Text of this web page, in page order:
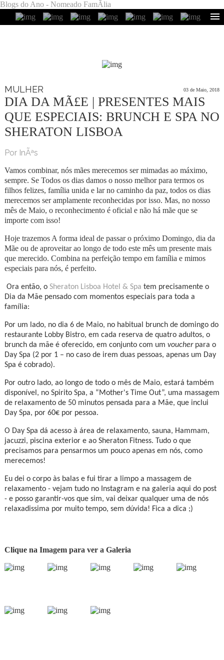
Blogs do Ano - Nomeado FamÃ­lia
MULHER 03 de Maio, 2018
DIA DA MÃ£E | PRESENTES MAIS
QUE ESPECIAIS: BRUNCH E SPA NO
SHERATON LISBOA
Por InÃªs
Vamos combinar, nós mães merecemos ser mimadas ao máximo,
sempre. Se Todos os dias damos o nosso melhor para termos os
filhos felizes, família unida e lar no caminho da paz, todos os dias
merecemos ser amplamente reconhecidas por isso. Mas, no nosso
mês de Maio, o reconhecimento é oficial e não há mãe que se
importe com isso!
Hoje trazemos A forma ideal de passar o próximo Domingo, dia da
Mãe ou de aproveitar ao longo de todo este mês um presente mais
que merecido. Combina na perfeição tempo em família e mimos
especiais para nós, é perfeito.
Ora então, o Sheraton Lisboa Hotel & Spa tem precisamente o
Dia da Mãe pensado com momentos especiais para toda a
família:
Por um lado, no dia 6 de Maio, no habitual brunch de domingo do
restaurante Lobby Bistro, em cada reserva de quatro adultos, o
brunch da mãe é oferecido, em conjunto com um voucherpara o
Day Spa (2 por 1 – no caso de irem duas pessoas, apenas um Day
Spa é cobrado).
Por outro lado, ao longo de todo o mês de Maio, estará também
disponível, no Spirito Spa, a “Mother's Time Out”, uma massagem
de relaxamento de 50 minutos pensada para a Mãe, que inclui
Day Spa, por 60€ por pessoa.
O Day Spa dá acesso à área de relaxamento, sauna, Hammam,
jacuzzi, piscina exterior e ao Sheraton Fitness. Tudo o que
precisamos para pensarmos um pouco apenas em nós, como
merecemos!
Eu dei o corpo às balas e fui tirar a limpo a massagem de
relaxamento - vejam tudo no Instagram e na galeria aqui do post
- e posso garantir-vos que sim, vai deixar qualquer uma de nós
relaxadissima por muito tempo, sem dúvida! Fica a dica ;)
Clique na Imagem para ver a Galeria